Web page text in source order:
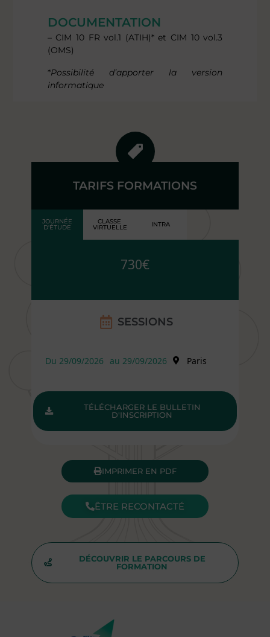
DOCUMENTATION
– CIM 10 FR vol.1 (ATIH)* et CIM 10 vol.3
(OMS)
*Possibilité d’apporter la version
informatique
TARIFS FORMATIONS
JOURNÉE
D'ÉTUDE
CLASSE
VIRTUELLE INTRA
730€
SESSIONS
Du 29/09/2026 au 29/09/2026 Paris
TÉLÉCHARGER LE BULLETIN
D'INSCRIPTION
IMPRIMER EN PDF
ÊTRE RECONTACTÉ
DÉCOUVRIR LE PARCOURS DE
FORMATION